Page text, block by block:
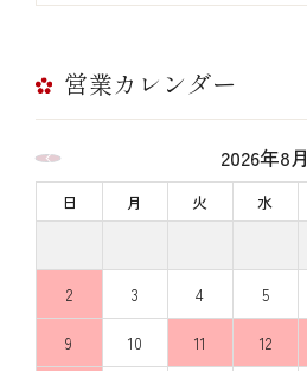
営業カレンダー
2026年8月
日 月 火 水
2 3 4 5
9 10 11 12